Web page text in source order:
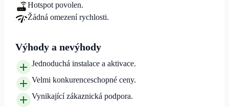
Hotspot povolen.
Žádná omezení rychlosti.
Výhody a nevýhody
Jednoduchá instalace a aktivace.
Velmi konkurenceschopné ceny.
Vynikající zákaznická podpora.